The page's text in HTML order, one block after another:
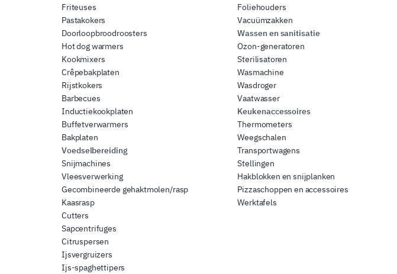
Friteuses
Pastakokers
Doorloopbroodroosters
Hot dog warmers
Kookmixers
Crêpebakplaten
Rijstkokers
Barbecues
Inductiekookplaten
Buffetverwarmers
Bakplaten
Voedselbereiding
Snijmachines
Vleesverwerking
Gecombineerde gehaktmolen/rasp
Kaasrasp
Cutters
Sapcentrifuges
Citruspersen
Ijsvergruizers
Ijs-spaghettipers
Foliehouders
Vacuümzakken
Wassen en sanitisatie
Ozon-generatoren
Sterilisatoren
Wasmachine
Wasdroger
Vaatwasser
Keukenaccessoires
Thermometers
Weegschalen
Transportwagens
Stellingen
Hakblokken en snijplanken
Pizzaschoppen en accessoires
Werktafels